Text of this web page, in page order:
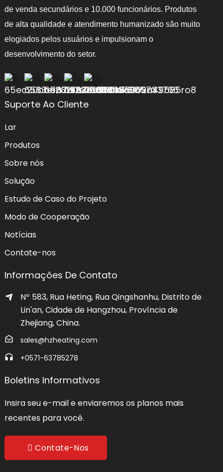
de venda secundários e 10.000 funcionários. Produtos
de alta qualidade e atendimento humanizado são muito
elogiados pelos usuários e impulsionam o
desenvolvimento do setor.
Suporte Ao Cliente
Lar
Produtos
Sobre nós
Solução
Estudo de Caso do Projeto
Modo de Cooperação
Notícias
Contate-nos
Informações De Contato
Nº 583, Rua Heting, Rua Qingshanhu, Distrito de
Lin'an, Cidade de Hangzhou, Província de
Zhejiang, China.
sales@hzheating.com
+0571-63785278
Boletins Informativos
Insira seu e-mail e enviaremos os planos mais
recentes para você.
Contate-Nos